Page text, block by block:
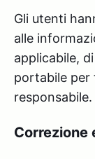
Gli utenti
alle
applicabile,
portabile per
responsabile.
Correzione